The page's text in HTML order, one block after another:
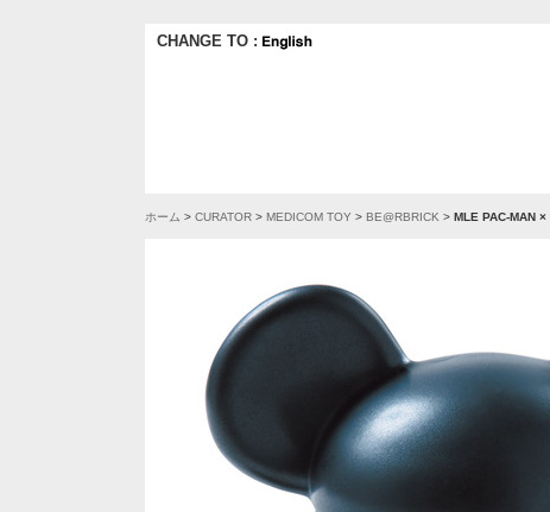
CHANGE TO :
ホーム > CURATOR > MEDICOM TOY > BE@RBRICK > MLE PAC-MAN ×